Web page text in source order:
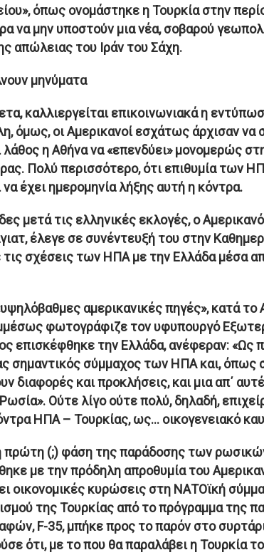
όπως ονομάστηκε η Τουρκία στην
να μην υποστούν μια νέα, σοβαρού
απώλειας του Ιράν του Σάχη.
μηνύματα
καλλιεργείται επικοινωνιακά η
όμως, οι Αμερικανοί εσχάτως άρχισαν να
λάθος η Αθήνα να «επενδύει» μονομερώς
Πολύ περισσότερο, ότι επιθυμία των
να έχει ημερομηνία λήξης αυτή η κόντρα.
μετά τις ελληνικές εκλογές, ο
έλεγε σε συνέντευξή του στην
τις σχέσεις των ΗΠΑ με την Ελλάδα μέσα
αμερικανικές πηγές», κατά το
φωτογράφιζε τον υφυπουργό
επισκέφθηκε την Ελλάδα, ανέφεραν: «Ως
σημαντικός σύμμαχος των ΗΠΑ και, όπως
διαφορές και προκλήσεις, και μια απ΄
Ούτε λίγο ούτε πολύ, δηλαδή,
ΗΠΑ – Τουρκίας, ως… οικογενειακό
πρώτη (;) φάση της παράδοσης των
με την πρόδηλη απροθυμία του
οικονομικές κυρώσεις στη ΝΑΤΟϊκή
της Τουρκίας από το πρόγραμμα της
F-35, μπήκε προς το παρόν στο
ότι, με το που θα παραλάβει η Τουρκία